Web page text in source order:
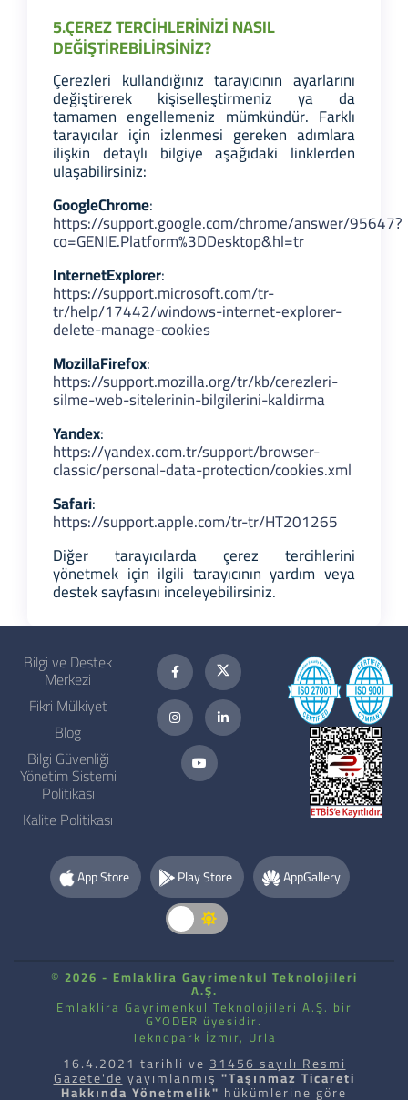
5.ÇEREZ TERCİHLERİNİZİ NASIL
DEĞİŞTİREBİLİRSİNİZ?
Çerezleri kullandığınız tarayıcının ayarlarını
değiştirerek kişiselleştirmeniz ya da
tamamen engellemeniz mümkündür. Farklı
tarayıcılar için izlenmesi gereken adımlara
ilişkin detaylı bilgiye aşağıdaki linklerden
ulaşabilirsiniz:
GoogleChrome:
https://support.google.com/chrome/answer/95647?
co=GENIE.Platform%3DDesktop&hl=tr
InternetExplorer:
https://support.microsoft.com/tr-
tr/help/17442/windows-internet-explorer-
delete-manage-cookies
MozillaFirefox:
https://support.mozilla.org/tr/kb/cerezleri-
silme-web-sitelerinin-bilgilerini-kaldirma
Yandex:
https://yandex.com.tr/support/browser-
classic/personal-data-protection/cookies.xml
Safari:
https://support.apple.com/tr-tr/HT201265
Diğer tarayıcılarda çerez tercihlerini
yönetmek için ilgili tarayıcının yardım veya
destek sayfasını inceleyebilirsiniz.
Bilgi ve Destek
Merkezi
Fikri Mülkiyet
Blog
Bilgi Güvenliği
Yönetim Sistemi
Politikası
Kalite Politikası
App Store Play Store AppGallery
© 2026 - Emlaklira Gayrimenkul Teknolojileri
A.Ş.
Emlaklira Gayrimenkul Teknolojileri A.Ş. bir
GYODER üyesidir.
Teknopark İzmir, Urla
16.4.2021 tarihli ve31456 sayılı Resmi
Gazete'deyayımlanmış"Taşınmaz Ticareti
Hakkında Yönetmelik" hükümlerine göre